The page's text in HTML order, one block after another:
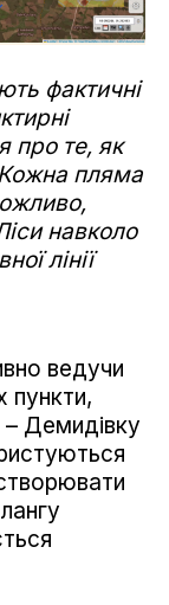
фактичні
про те, як
пляма
навколо
лінії
ведучи
пункти,
– Демидівку